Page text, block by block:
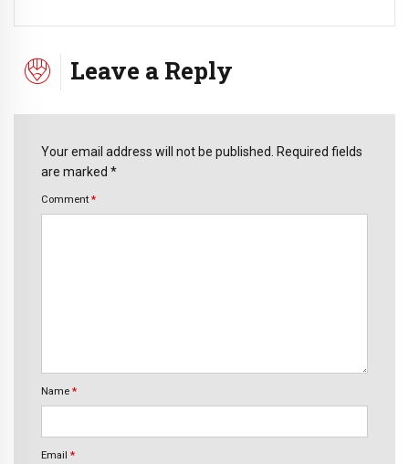
Leave a Reply
Your email address will not be published. Required fields
are marked *
Comment *
Name *
Email *